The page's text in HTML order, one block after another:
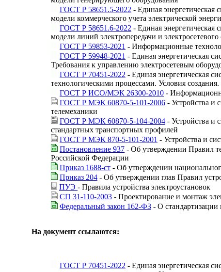
ГОСТ Р 58651.5-2022 - Единая
модели коммерческого учета электрической
ГОСТ Р 58651.6-2022 - Единая
модели линий электропередачи и
ГОСТ Р 59853-2021 - Информационные
ГОСТ Р 59948-2021 - Единая энергетическая
Требования к управлению электросетевым
ГОСТ Р 70451-2022 - Единая энергетическая
технологическими процессами. Условия
ГОСТ Р ИСО/МЭК 26300-2010 -
ГОСТ Р МЭК 60870-5-101-2006 - Устройства и
телемеханики
ГОСТ Р МЭК 60870-5-104-2004 - Устройства и
стандартных транспортных профилей
ГОСТ Р МЭК 870-5-101-2001 - Устройства и
Постановление 937 - Об утверждении Правил
Российской Федерации
Приказ 1688-ст - Об утверждении
Приказ 204 - Об утверждении глав Правил
ПУЭ - Правила устройства электроустановок
СП 31-110-2003 - Проектирование и монтаж
Федеральный закон 162-ФЗ - О
На документ ссылаются:
ГОСТ Р 70451-2022 - Единая энергетическая